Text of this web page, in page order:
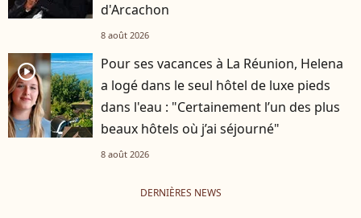
d'Arcachon
8 août 2026
player2
Pour ses vacances à La Réunion, Helena
a logé dans le seul hôtel de luxe pieds
dans l'eau : "Certainement l’un des plus
beaux hôtels où j’ai séjourné"
8 août 2026
DERNIÈRES NEWS